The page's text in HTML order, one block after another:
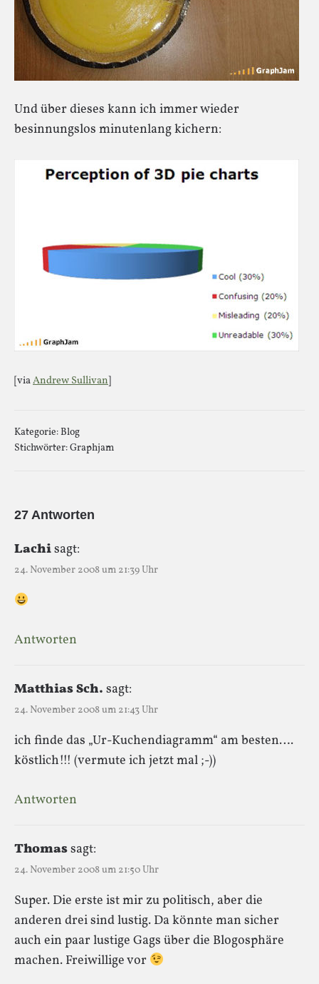
Und über dieses kann ich immer wieder
besinnungslos minutenlang kichern:
[viaAndrew Sullivan]
Kategorie:Blog
Stichwörter:Graphjam
27 Antworten
Lachisagt:
24. November 2008 um 21:39 Uhr
Antworten
Matthias Sch. sagt:
24. November 2008 um 21:43 Uhr
ich finde das „Ur-Kuchendiagramm“ am besten….
köstlich!!! (vermute ich jetzt mal ;-))
Antworten
Thomassagt:
24. November 2008 um 21:50 Uhr
Super. Die erste ist mir zu politisch, aber die
anderen drei sind lustig. Da könnte man sicher
auch ein paar lustige Gags über die Blogosphäre
machen. Freiwillige vor